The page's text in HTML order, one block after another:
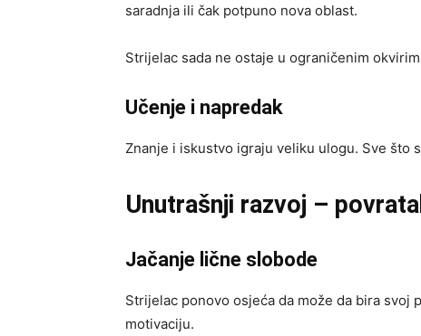
saradnja ili čak potpuno nova oblast.
Strijelac sada ne ostaje u ograničenim
Učenje i napredak
Znanje i iskustvo igraju veliku ulogu. Sve što
Unutrašnji razvoj –
Jačanje lične slobode
Strijelac ponovo osjeća da može da bira svoj
motivaciju.